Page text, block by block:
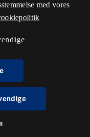
med vores